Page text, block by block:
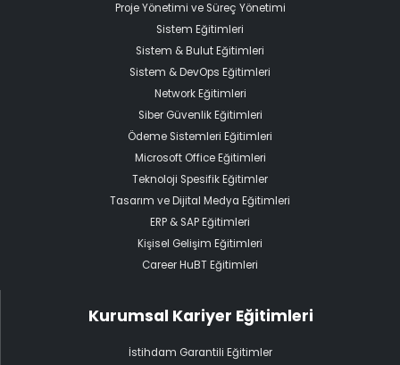
Proje Yönetimi ve Süreç Yönetimi
Sistem Eğitimleri
Sistem & Bulut Eğitimleri
Sistem & DevOps Eğitimleri
Network Eğitimleri
Siber Güvenlik Eğitimleri
Ödeme Sistemleri Eğitimleri
Microsoft Office Eğitimleri
Teknoloji Spesifik Eğitimler
Tasarım ve Dijital Medya Eğitimleri
ERP & SAP Eğitimleri
Kişisel Gelişim Eğitimleri
Career HuBT Eğitimleri
Kurumsal Kariyer Eğitimleri
İstihdam Garantili Eğitimler